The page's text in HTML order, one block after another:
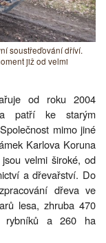
soustřeďování dříví.
již od velmi
od roku 2004
patří ke starým
mimo jiné
Karlova Koruna
velmi široké, od
a dřevařství. Do
dřeva ve
lesa, zhruba 470
rybníků a 260 ha